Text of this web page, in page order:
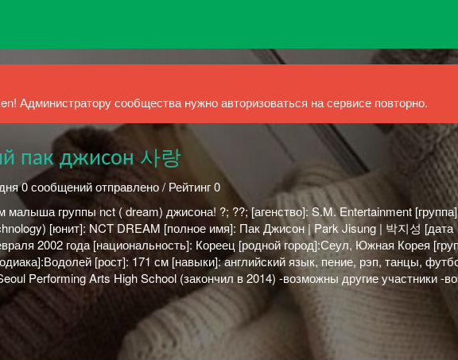
Администратору сообщества нужно авторизоваться на сервисе повторно.
пак джисон 사랑
0 сообщений отправлено / Рейтинг 0
группы nct ( dream) джисона! ?; ??; [агенство]: S.M. Entertainment
[юнит]: NCT DREAM [полное имя]: Пак Джисон | Park Jisung | 박지성 [дата
2002 года [национальность]: Кореец [родной город]:Сеул, Южная Корея
[рост]: 171 см [навыки]: английский язык, пение, рэп, танцы,
Performing Arts High School (закончил в 2014) -возможны другие участники -